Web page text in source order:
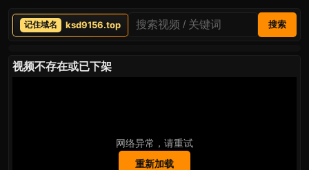
ksd9156.top 搜索
视频不存在或已下架
网络异常，请重试
重新加载